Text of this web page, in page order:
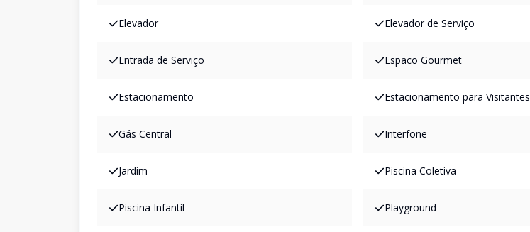
Elevador Elevador de Serviço
Entrada de Serviço Espaco Gourmet
Estacionamento Estacionamento para Visitantes
Gás Central Interfone
Jardim Piscina Coletiva
Piscina Infantil Playground